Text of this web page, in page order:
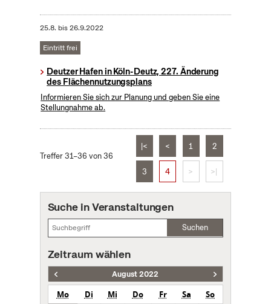
25.8. bis26.9.2022
Eintritt frei
Deutzer Hafen in Köln-Deutz, 227. Änderung
des Flächennutzungsplans
Informieren Sie sich zur Planung und geben Sie eine
Stellungnahme ab.
Treffer 31–36 von 36
|< < 1 2
3 4 > >|
Suche in Veranstaltungen
Suchen
Zeitraum wählen
August 2022
Mo Di Mi Do Fr Sa
So